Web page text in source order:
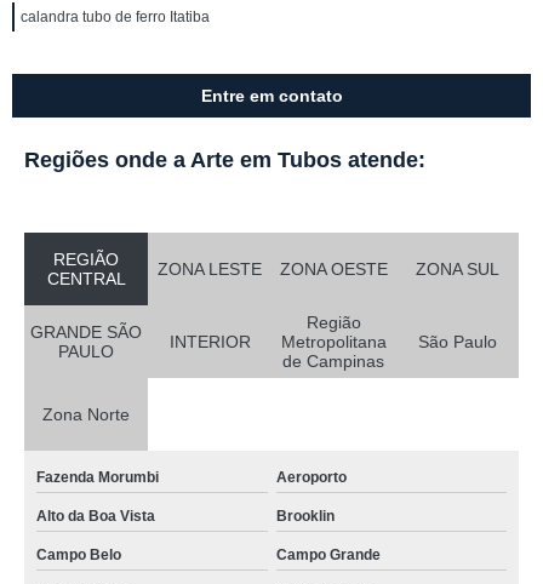
calandra tubo de ferro Itatiba
Entre em contato
Regiões onde a Arte em Tubos atende:
REGIÃO
CENTRAL
ZONA LESTE ZONA OESTE ZONA SUL
GRANDE SÃO
PAULO
INTERIOR
Região
Metropolitana
de Campinas
São Paulo
Zona Norte
Fazenda Morumbi Aeroporto
Alto da Boa Vista Brooklin
Campo Belo Campo Grande